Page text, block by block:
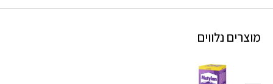
מוצרים נלווים